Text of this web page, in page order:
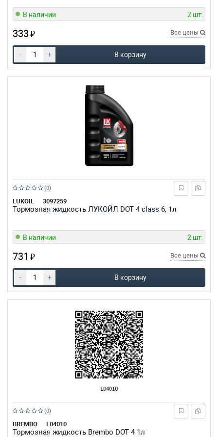
В наличии 2 шт.
333₽ Все цены
- + В корзину
LUKOIL 3097259
Тормозная жидкость ЛУКОЙЛ DOT 4 class 6, 1л
Рейтинг:
из
(0)
В наличии 2 шт.
731 ₽ Все цены
- + В корзину
BREMBO L04010
Тормозная жидкость Brembo DOT 4 1л
Рейтинг:
из
(0)